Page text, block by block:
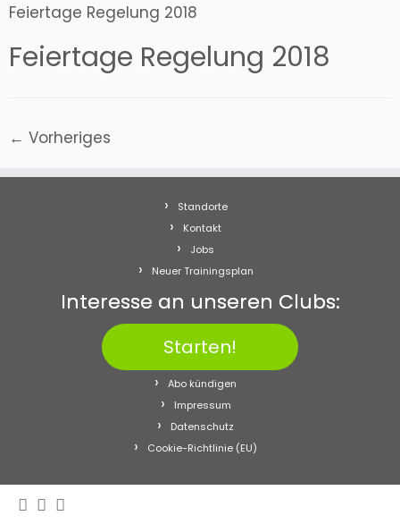
Feiertage Regelung 2018
Feiertage Regelung 2018
← Vorheriges
Standorte
Kontakt
Jobs
Neuer Trainingsplan
Interesse an unseren Clubs:
Starten!
Abo kündigen
Impressum
Datenschutz
Cookie-Richtlinie (EU)